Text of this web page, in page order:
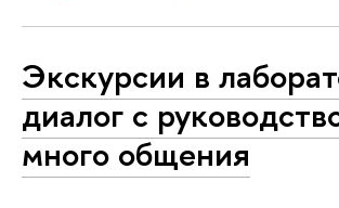
Экскурсии в
диалог с
много общения